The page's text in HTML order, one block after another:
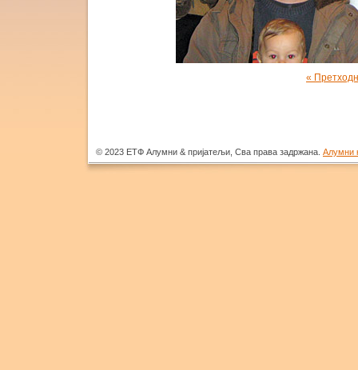
«
© 2023 ЕТФ Алумни & пријатељи, Сва права задржана. Алумни